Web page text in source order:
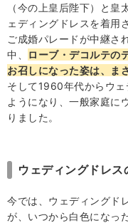
4-7.ロングスリーブ
4-8.パゴダスリーブ
5.まとめ
（今の上皇后陛下）と
ェディングドレスを着用
ご成婚パレードが中継さ
中、
ローブ・デコルテの
お召しになった姿は、ま
そして1960年代からウ
ようになり、一般家庭に
りました。
ウェディングドレス
今では、ウェディングド
が、いつから白色になっ